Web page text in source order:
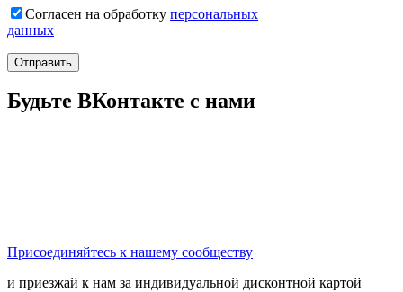
Согласен на обработку персональныx
данных
Отправить
Будьте ВКонтакте с нами
Присоединяйтесь к нашему сообществу
и приезжай к нам за индивидуальной дисконтной картой